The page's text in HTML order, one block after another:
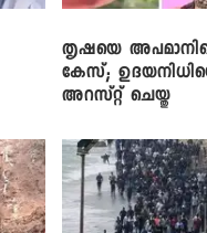
തൃഷയെ
കേസ്;
അറസ്റ്റ് ചെയ്തു